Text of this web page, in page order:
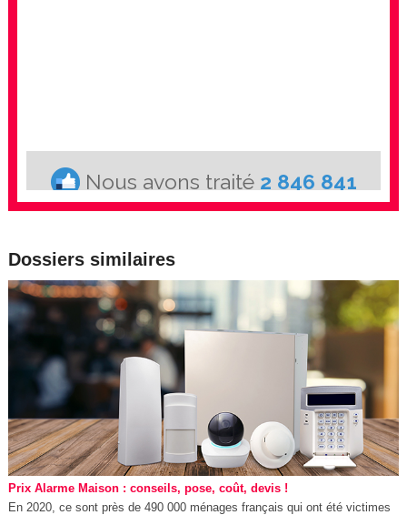
Dossiers similaires
Prix Alarme Maison : conseils, pose, coût, devis !
En 2020, ce sont près de 490 000 ménages français qui ont été victimes